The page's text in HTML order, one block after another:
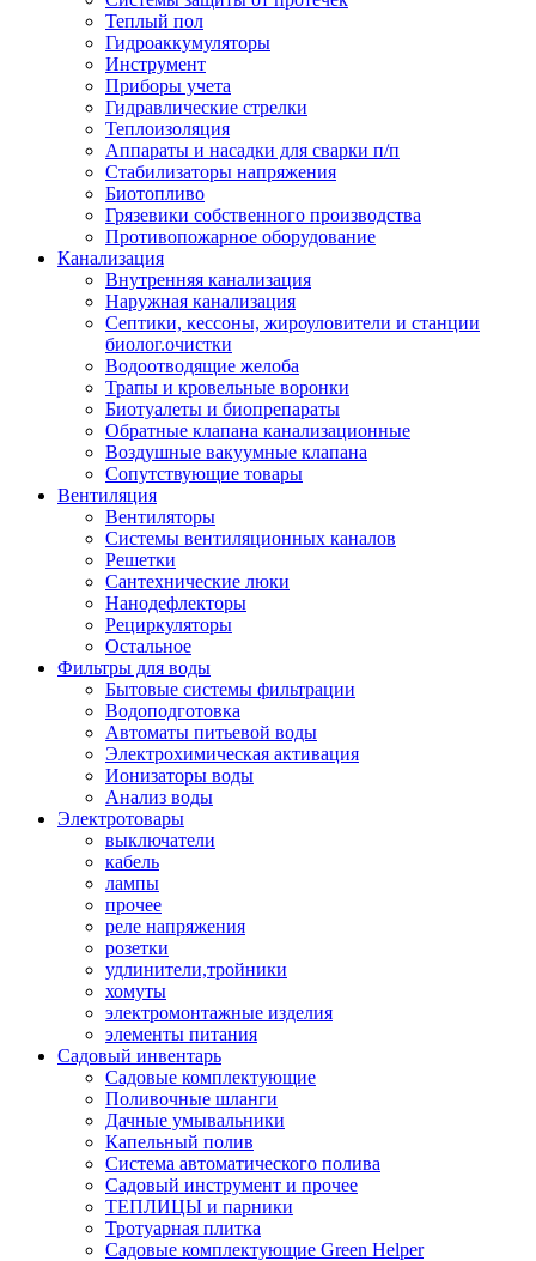
Теплый пол
Гидроаккумуляторы
Инструмент
Приборы учета
Гидравлические стрелки
Теплоизоляция
Аппараты и насадки для сварки п/п
Стабилизаторы напряжения
Биотопливо
Грязевики собственного производства
Противопожарное оборудование
Канализация
Внутренняя канализация
Наружная канализация
Септики, кессоны, жироуловители и станции
биолог.очистки
Водоотводящие желоба
Трапы и кровельные воронки
Биотуалеты и биопрепараты
Обратные клапана канализационные
Воздушные вакуумные клапана
Сопутствующие товары
Вентиляция
Вентиляторы
Системы вентиляционных каналов
Решетки
Сантехнические люки
Нанодефлекторы
Рециркуляторы
Остальное
Фильтры для воды
Бытовые системы фильтрации
Водоподготовка
Автоматы питьевой воды
Электрохимическая активация
Ионизаторы воды
Анализ воды
Электротовары
выключатели
кабель
лампы
прочее
реле напряжения
розетки
удлинители,тройники
хомуты
электромонтажные изделия
элементы питания
Садовый инвентарь
Садовые комплектующие
Поливочные шланги
Дачные умывальники
Капельный полив
Система автоматического полива
Садовый инструмент и прочее
ТЕПЛИЦЫ и парники
Тротуарная плитка
Садовые комплектующие Green Helper